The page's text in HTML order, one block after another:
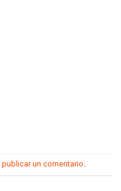
publicar un comentario.